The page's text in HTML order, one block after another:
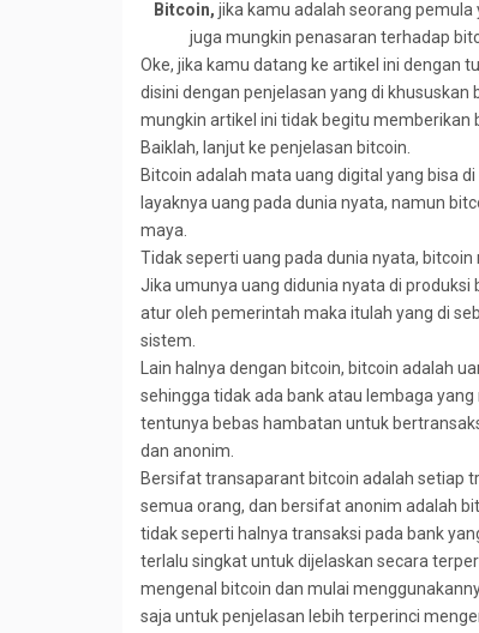
Bitcoin, jika kamu adalah seorang
juga mungkin penasaran terhadap
Oke, jika kamu datang ke artikel ini dengan
disini dengan penjelasan yang di
mungkin artikel ini tidak begitu memberikan
Baiklah, lanjut ke penjelasan bitcoin.
Bitcoin adalah mata uang digital yang bisa
layaknya uang pada dunia nyata, namun
maya.
Tidak seperti uang pada dunia nyata,
Jika umunya uang didunia nyata di
atur oleh pemerintah maka itulah yang di
sistem.
Lain halnya dengan bitcoin, bitcoin adalah
sehingga tidak ada bank atau lembaga
tentunya bebas hambatan untuk
dan anonim.
Bersifat transaparant bitcoin adalah setiap
semua orang, dan bersifat anonim adalah
tidak seperti halnya transaksi pada bank
terlalu singkat untuk dijelaskan secara
mengenal bitcoin dan mulai
saja untuk penjelasan lebih terperinci